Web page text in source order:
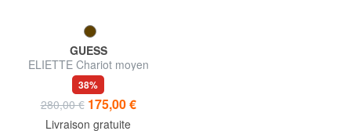
GUESS
ELIETTE Chariot moyen
38%
280,00 € 175,00 €
Livraison gratuite